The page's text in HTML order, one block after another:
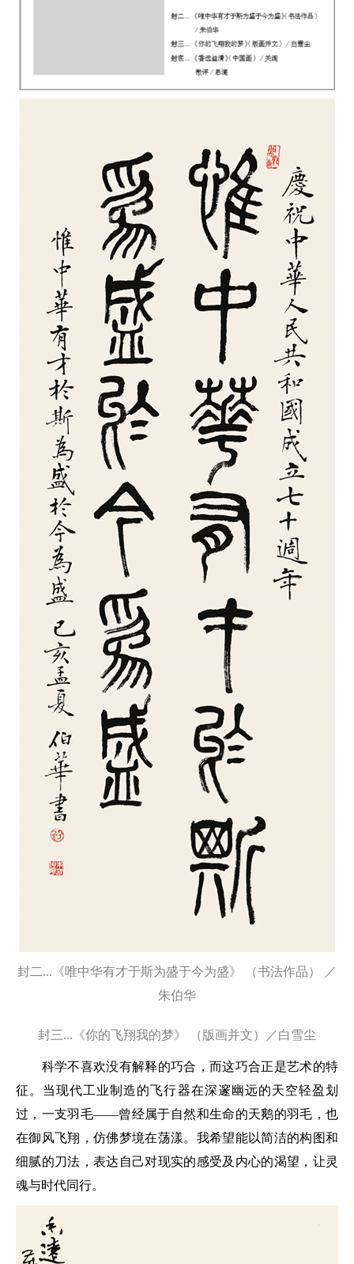
封二...《唯中华有才于斯为盛于今为盛》 （书法作品） ／
朱伯华
封三...《你的飞翔我的梦》 （版画并文）／白雪尘
科学不喜欢没有解释的巧合，而这巧合正是艺术的特
征。当现代工业制造的飞行器在深邃幽远的天空轻盈划
过，一支羽毛——曾经属于自然和生命的天鹅的羽毛，也
在御风飞翔，仿佛梦境在荡漾。我希望能以简洁的构图和
细腻的刀法，表达自己对现实的感受及内心的渴望，让灵
魂与时代同行。